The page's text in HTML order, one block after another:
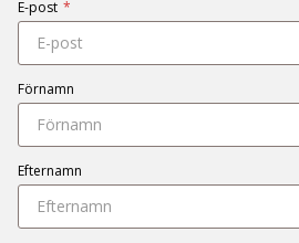
E-post *
Förnamn
Efternamn